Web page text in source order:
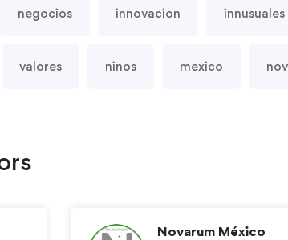
negocios innovacion innusuales
valores ninos mexico
Novarum México